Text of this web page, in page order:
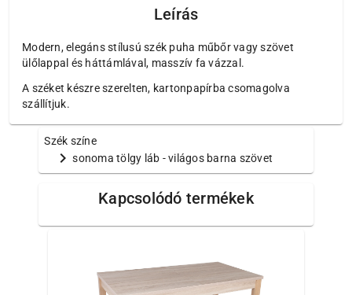
Leírás
Modern, elegáns stílusú szék puha műbőr vagy szövet
ülőlappal és háttámlával, masszív fa vázzal.
A széket készre szerelten, kartonpapírba csomagolva
szállítjuk.
Szék színe
chevron_rightsonoma tölgy láb - világos barna szövet
Kapcsolódó termékek